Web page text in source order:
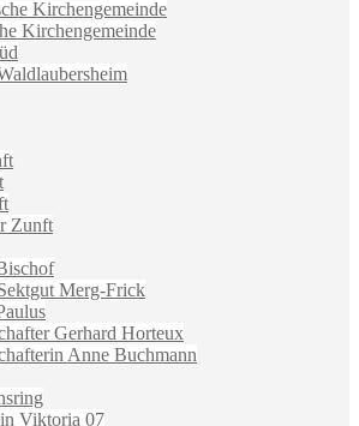
Kirchengemeinde
Kirchengemeinde
Zunft
Merg-Frick
Gerhard Horteux
Anne Buchmann
Viktoria 07